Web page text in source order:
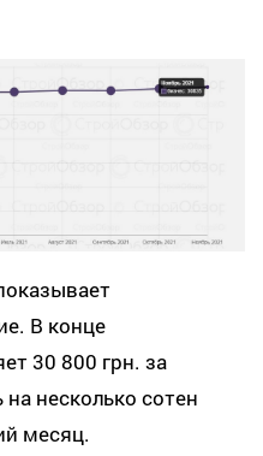
В конце
30 800 грн. за
несколько сотен
месяц.